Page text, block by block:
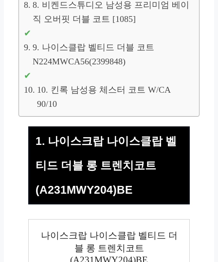
8. 비켄드스튜디오 남성용 프리미엄 베이
직 오버핏 더블 코트 [1085]
9. 나이스클랍 벨티드 더블 코트
N224MWCA56(2399848)
10. 킨록 남성용 체스터 코트 W/CA
90/10
1. 나이스크랍 나이스클랍 벨
티드 더블 롱 트렌치코트
(A231MWY204)BE
나이스크랍 나이스클랍 벨티드 더
블 롱 트렌치코트
(A231MWY204)BE